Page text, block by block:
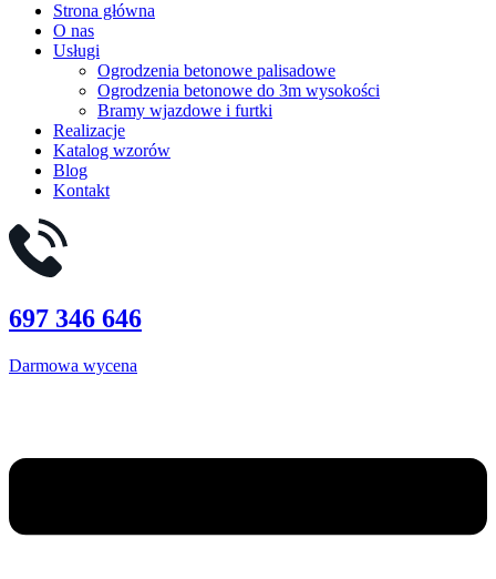
Strona główna
O nas
Usługi
Ogrodzenia betonowe palisadowe
Ogrodzenia betonowe do 3m wysokości
Bramy wjazdowe i furtki
Realizacje
Katalog wzorów
Blog
Kontakt
697 346 646
Darmowa wycena